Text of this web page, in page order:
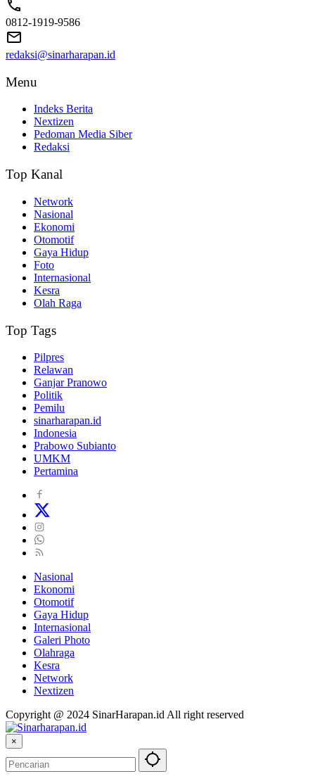
0812-1919-9586
redaksi@sinarharapan.id
Menu
Indeks Berita
Nextizen
Pedoman Media Siber
Redaksi
Top Kanal
Network
Nasional
Ekonomi
Otomotif
Gaya Hidup
Foto
Internasional
Kesra
Olah Raga
Top Tags
Pilpres
Relawan
Ganjar Pranowo
Politik
Pemilu
sinarharapan.id
Indonesia
Prabowo Subianto
UMKM
Pertamina
Nasional
Ekonomi
Otomotif
Gaya Hidup
Internasional
Galeri Photo
Olahraga
Kesra
Network
Nextizen
Copyright @ 2024 SinarHarapan.id All right reserved
×